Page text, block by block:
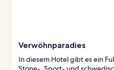
Verwöhnparadies
In diesem Hotel gibt es ein